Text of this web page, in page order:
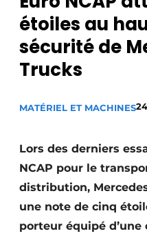
Privacy / Cookie
S’inscrire à
S’inscrire
Construction bois
Contrôle d’accès
étoiles au
sécurité de
Trucks
MATÉRIEL ET MACHINES
Lors des derniers
NCAP pour le
distribution,
une note de cinq
porteur équipé d’une